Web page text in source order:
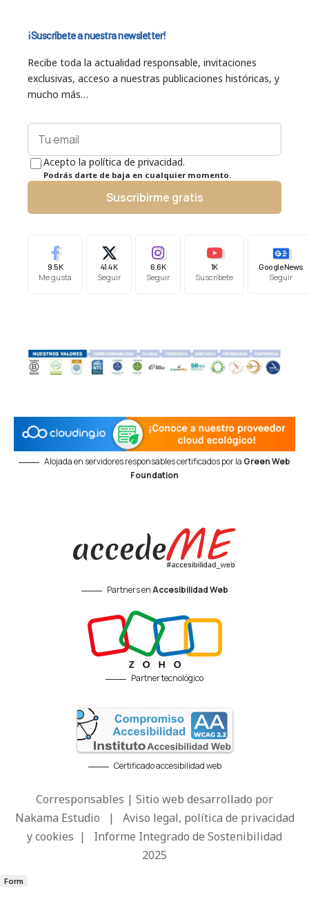
¡Suscríbete a nuestra newsletter!
Recibe toda la actualidad responsable, invitaciones
exclusivas, acceso a nuestras publicaciones históricas, y
mucho más…
Acepto la política de privacidad.
Podrás darte de baja en cualquier momento.
Suscribirme gratis
9.5K
Me gusta
41.4K
Seguir
6.6K
Seguir
1K
Suscríbete
Google News
Seguir
Alojada en servidores responsables certificados por la Green Web
Foundation
Partners enAccesibilidad Web
Partner tecnológico
Certificado accesibilidad web
Corresponsables | Sitio web desarrollado por
Nakama Estudio | Aviso legal, política de privacidad
y cookies | Informe Integrado de Sostenibilidad
2025
Form